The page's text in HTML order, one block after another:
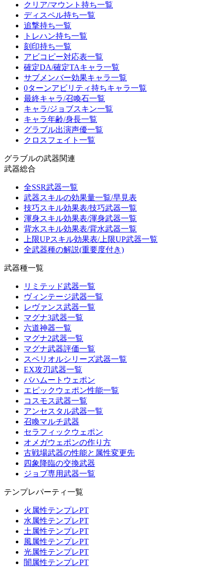
クリア/マウント持ち一覧
ディスペル持ち一覧
追撃持ち一覧
トレハン持ち一覧
刻印持ち一覧
アビコピー対応表一覧
確定DA/確定TAキャラ一覧
サブメンバー効果キャラ一覧
0ターンアビリティ持ちキャラ一覧
最終キャラ/召喚石一覧
キャラ/ジョブスキン一覧
キャラ年齢/身長一覧
グラブル出演声優一覧
クロスフェイト一覧
グラブルの武器関連
武器総合
全SSR武器一覧
武器スキルの効果量一覧/早見表
技巧スキル効果表/技巧武器一覧
渾身スキル効果表/渾身武器一覧
背水スキル効果表/背水武器一覧
上限UPスキル効果表/上限UP武器一覧
全武器種の解説(重要度付き)
武器種一覧
リミテッド武器一覧
ヴィンテージ武器一覧
レヴァンス武器一覧
マグナ3武器一覧
六道神器一覧
マグナ2武器一覧
マグナ武器評価一覧
スペリオルシリーズ武器一覧
EX攻刃武器一覧
バハムートウェポン
エピックウェポン性能一覧
コスモス武器一覧
アンセスタル武器一覧
召喚マルチ武器
セラフィックウェポン
オメガウェポンの作り方
古戦場武器の性能と属性変更先
四象降臨の交換武器
ジョブ専用武器一覧
テンプレパーティ一覧
火属性テンプレPT
水属性テンプレPT
土属性テンプレPT
風属性テンプレPT
光属性テンプレPT
闇属性テンプレPT